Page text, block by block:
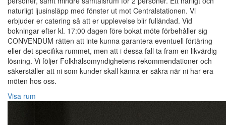
naturligt ljusinsläpp med fönster ut mot Centralstationen. Vi
erbjuder er catering så att er upplevelse blir fulländad. Vid
bokningar efter kl. 17:00 dagen före bokat möte förbehåller sig
CONVENDUM rätten att inte kunna garantera eventuell förtäring
eller det specifika rummet, men att i dessa fall ta fram en likvärdig
lösning. Vi följer Folkhälsomyndighetens rekommendationer och
säkerställer att ni som kunder skall känna er säkra när ni har era
möten hos oss.
Visa rum